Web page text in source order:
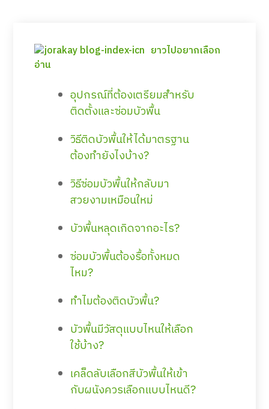
ยาวไปอยากเลือก
อ่าน
อุปกรณ์ที่ต้องเตรียมสำหรับ
ติดตั้งและซ่อมบัวพื้น
วิธีติดบัวพื้นให้ได้มาตรฐาน
ต้องทำยังไงบ้าง?
วิธีซ่อมบัวพื้นให้กลับมา
สวยงามเหมือนใหม่
บัวพื้นหลุดเกิดจากอะไร?
ซ่อมบัวพื้นต้องรื้อทั้งหมด
ไหม?
ทำไมต้องติดบัวพื้น?
บัวพื้นมีวัสดุแบบไหนให้เลือก
ใช้บ้าง?
เคล็ดลับเลือกสีบัวพื้นให้เข้า
กับผนังควรเลือกแบบไหนดี?